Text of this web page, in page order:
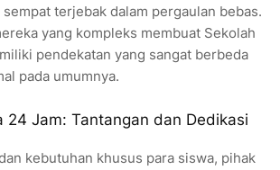
sempat terjebak dalam pergaulan bebas.
yang kompleks membuat Sekolah
pendekatan yang sangat berbeda
pada umumnya.
24 Jam: Tantangan dan Dedikasi
kebutuhan khusus para siswa, pihak